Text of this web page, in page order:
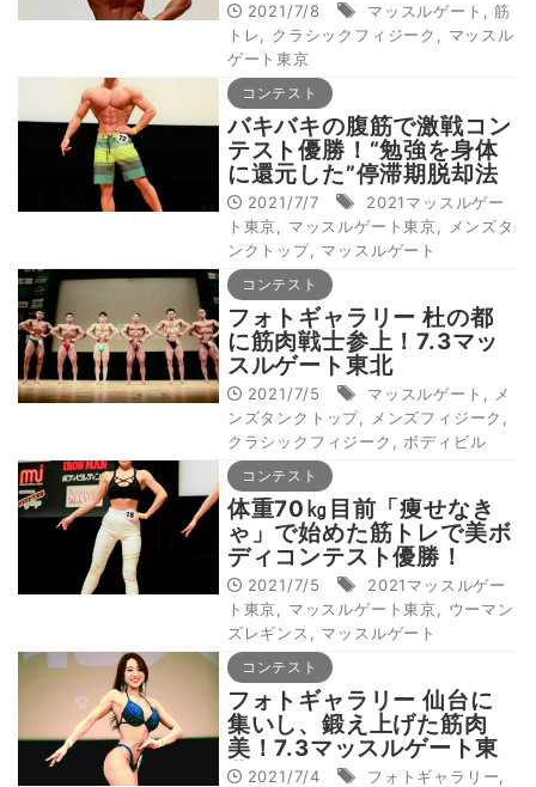
2021/7/8 マッスルゲート ,筋
トレ
クラシックフィジーク
マッスル
ゲート東京
コンテスト
バキバキの腹筋で激戦コン
テスト優勝！“勉強を身体
に還元した”停滞期脱却法
2021/7/7
2021マッスルゲー
ト東京
マッスルゲート東京
メンズタ
ンクトップ, マッスルゲート
コンテスト
フォトギャラリー 杜の都
に筋肉戦士参上！7.3マッ
スルゲート東北
2021/7/5 マッスルゲート
メ
ンズタンクトップ
メンズフィジーク
クラシックフィジーク
ボディビル
コンテスト
体重70㎏目前「痩せなき
ゃ」で始めた筋トレで美ボ
ディコンテスト優勝！
2021/7/5
2021マッスルゲー
ト東京
マッスルゲート東京
ウーマン
ズレギンス
マッスルゲート
コンテスト
フォトギャラリー 仙台に
集いし、鍛え上げた筋肉
美！7.3マッスルゲート東
北2021/7/4 フォトギャラリー